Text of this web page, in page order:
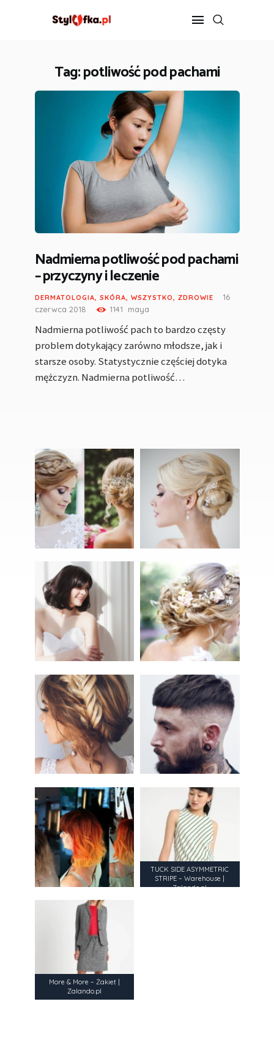
Tag: potliwość pod pachami
STYLIZACJA
PIELĘGNACJA
ZDROWIE
ROZRYWKA
KONTAKT
Nadmierna potliwość pod pachami
– przyczyny i leczenie
DERMATOLOGIA, SKÓRA, WSZYSTKO, ZDROWIE
16
czerwca 2018
1141 maya
Nadmierna potliwość pach to bardzo częsty
problem dotykający zarówno młodsze, jak i
starsze osoby. Statystycznie częściej dotyka
mężczyzn. Nadmierna potliwość…
TUCK SIDE ASYMMETRIC
STRIPE – Warehouse |
Zalando.pl
More & More – Żakiet |
Zalando.pl